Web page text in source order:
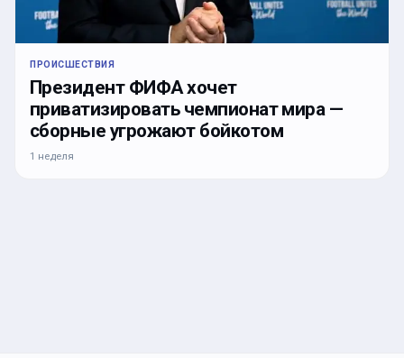
ПРОИСШЕСТВИЯ
Президент ФИФА хочет
приватизировать чемпионат мира —
сборные угрожают бойкотом
1 неделя